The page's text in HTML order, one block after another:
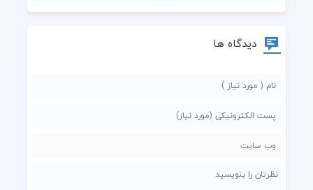
دیدگاه ها